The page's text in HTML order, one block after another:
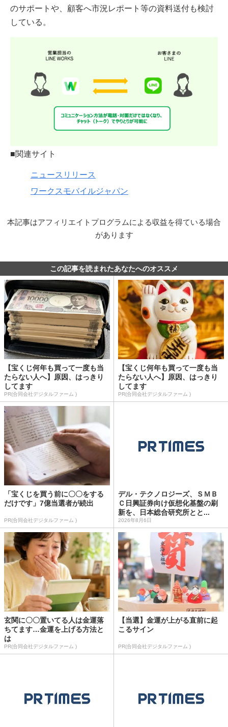
のサポートや、顧客へ市況レポート等の資料送付も検討
している。
■関連サイト
ニュースリリース
ワークスモバイルジャパン
本記事はアフィリエイトプログラムによる収益を得ている場合
があります
この記事を読まれたあなたへのオススメ
【宝くじ何年も買って一度も当
たらない人へ】原因、はっきり
してます
PR(合同会社デジタルファーム )
【宝くじ何年も買って一度も当
たらない人へ】原因、はっきり
してます
PR(合同会社デジタルファーム )
「宝くじを買う前に〇〇をする
だけです」7億当選者が続出
PR(合同会社デジタルファーム )
デル・テクノロジーズ、ＳＭＢ
Ｃ日興証券向け仮想化基盤の刷
新を、日本総合研究所とと...
2026年8月6日
玄関に〇〇置いてる人は金運落
ちてます…金運を上げる方法と
は
PR(合同会社デジタルファーム )
【当選】金運が上がる直前に起
こるサイン
PR(合同会社デジタルファーム )